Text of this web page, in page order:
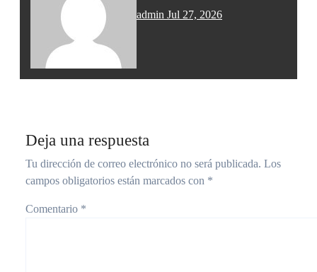
admin Jul 27, 2026
Deja una respuesta
Tu dirección de correo electrónico no será publicada. Los
campos obligatorios están marcados con *
Comentario *